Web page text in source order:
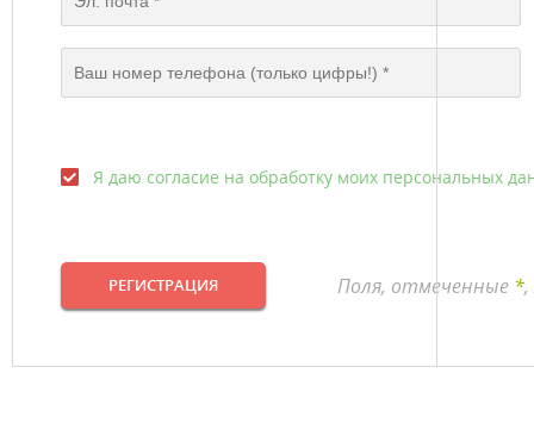
Я даю согласие на обработку моих персональных
Поля, отмеченные *